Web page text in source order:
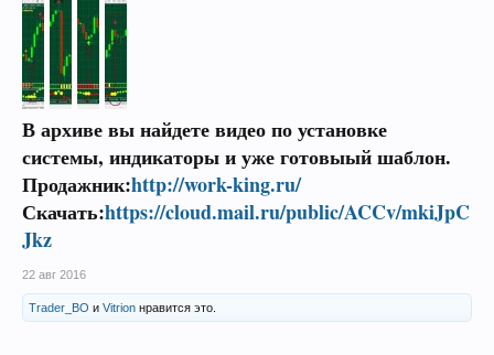
В архиве вы найдете видео по установке
системы, индикаторы и уже готовыый шаблон.
Продажник:http://work-king.ru/
Скачать:https://cloud.mail.ru/public/ACCv/mkiJpC
Jkz
22 авг 2016
Trader_BO и Vitrion нравится это.